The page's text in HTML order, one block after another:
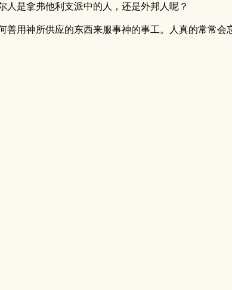
人是拿弗他利支派中的人，还是外邦人呢？
用神所供应的东西来服事神的事工。人真的常常